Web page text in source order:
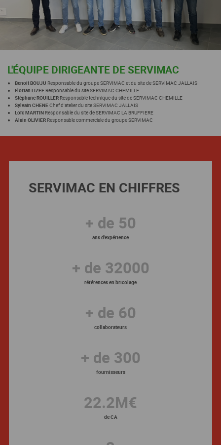
L'ÉQUIPE DIRIGEANTE DE SERVIMAC
Benoit BOUJU Responsable du groupe SERVIMAC et du site de SERVIMAC JALLAIS
Florian LIZEE Responsable du site SERVIMAC CHEMILLE
Stéphane ROUILLER Responsable technique du site de SERVIMAC CHEMILLE
Sylvain CHENEChef d'atelier du site SERVIMAC JALLAIS
Loïc MARTIN Responsable du site de SERVIMAC LA BRUFFIERE
Alain OLIVIER Responsable commerciale du groupe SERVIMAC
SERVIMAC EN CHIFFRES
+ de 50
ans d’expérience
+ de 32000
références en bricolage
+ de 60
collaborateurs
+ de 300
fournisseurs
22.2M€
de CA